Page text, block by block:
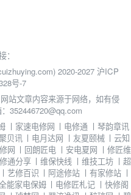
：
2020-2027 沪ICP
号-7
站文章内容来源于网络，如有侵
352446720@qq.com
丨 家速电修网 丨 电修通 丨琴韵章讯
贝讯 丨 电月达网 丨 友夏颐械 丨云知
网 丨 回朗匠电 丨 安电夏网 丨 修匠维
修通分享 丨维保快线 丨维技工坊 丨 超
丨 艺修百识 丨 阿途修站 丨 有家修站 丨
能家电保姆 丨 电修匠札记 丨 快修阁